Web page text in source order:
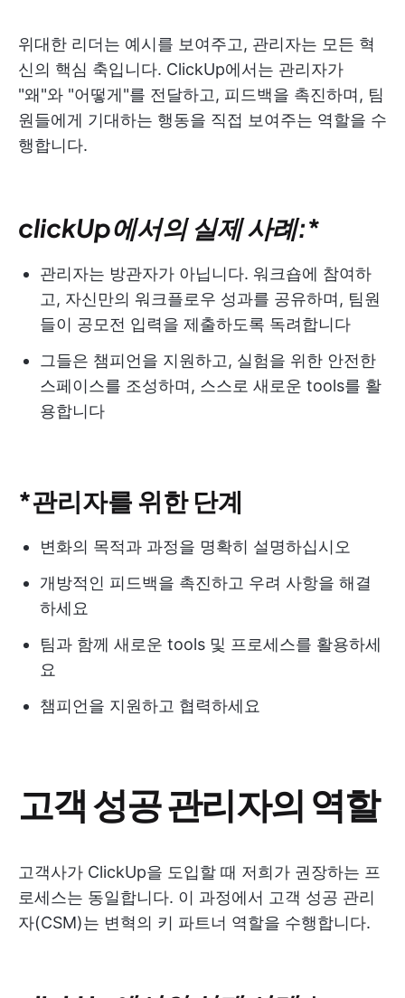
위대한 리더는 예시를 보여주고, 관리자는 모든 혁
신의 핵심 축입니다. ClickUp에서는 관리자가
"왜"와 "어떻게"를 전달하고, 피드백을 촉진하며, 팀
원들에게 기대하는 행동을 직접 보여주는 역할을 수
행합니다.
clickUp에서의 실제 사례:*
관리자는 방관자가 아닙니다. 워크숍에 참여하
고, 자신만의 워크플로우 성과를 공유하며, 팀원
들이 공모전 입력을 제출하도록 독려합니다
그들은 챔피언을 지원하고, 실험을 위한 안전한
스페이스를 조성하며, 스스로 새로운 tools를 활
용합니다
*관리자를 위한 단계
변화의 목적과 과정을 명확히 설명하십시오
개방적인 피드백을 촉진하고 우려 사항을 해결
하세요
팀과 함께 새로운 tools 및 프로세스를 활용하세
요
챔피언을 지원하고 협력하세요
고객 성공 관리자의 역할
고객사가 ClickUp을 도입할 때 저희가 권장하는 프
로세스는 동일합니다. 이 과정에서 고객 성공 관리
자(CSM)는 변혁의 키 파트너 역할을 수행합니다.